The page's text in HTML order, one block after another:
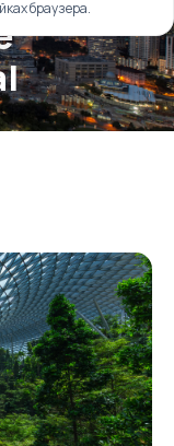
браузера.